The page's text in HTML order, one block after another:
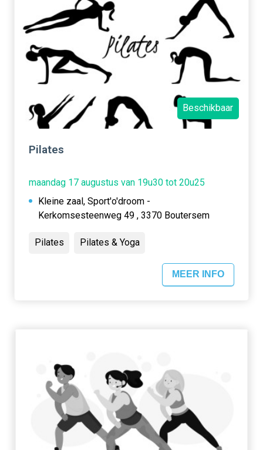
Beschikbaar
Pilates
maandag 17 augustus van 19u30 tot 20u25
Kleine zaal, Sport'o'droom -
Kerkomsesteenweg 49 , 3370 Boutersem
Pilates Pilates & Yoga
MEER INFO